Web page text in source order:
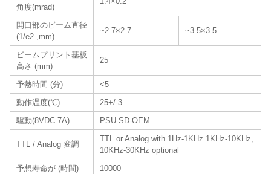
角度(mrad)
開口部のビーム直径
(1/e2 ,mm)
~2.7×2.7 ~3.5×3.5
ビームプリント基板
高さ (mm)
25
予熱時間 (分)
<5
動作温度(℃)
25+/-3
駆動(8VDC 7A)
PSU-SD-OEM
TTL / Analog 変調
TTL or Analog with 1Hz-1KHz 1KHz-10KHz,
10KHz-30KHz optional
予想寿命が (時間)
10000